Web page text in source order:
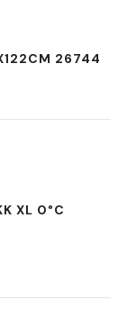
26744
XL 0°C